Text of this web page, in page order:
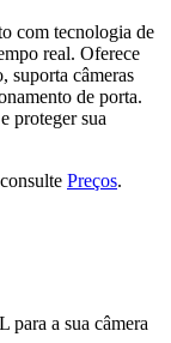
com tecnologia de
real. Oferece
suporta câmeras
de porta.
proteger sua
Preços.
a sua câmera